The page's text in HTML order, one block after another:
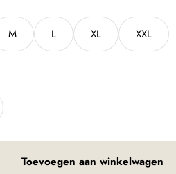
M L XL XXL
Toevoegen aan winkelwagen